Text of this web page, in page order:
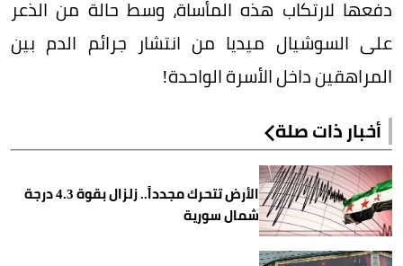
دفعها لارتكاب هذه المأساة، وسط حالة من الذعر
على السوشيال ميديا من انتشار جرائم الدم بين
المراهقين داخل الأسرة الواحدة!
أخبار ذات صلة
الأرض تتحرك مجدداً.. زلزال بقوة 4.3 درجة
شمال سورية